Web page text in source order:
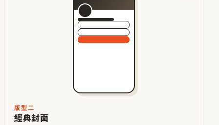
版型二
經典封面